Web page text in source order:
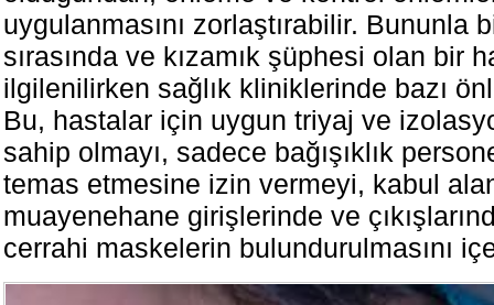
uygulanmasını zorlaştırabilir. Bununla
sırasında ve kızamık şüphesi olan bir
ilgilenilirken sağlık kliniklerinde bazı
Bu, hastalar için uygun triyaj ve
sahip olmayı, sadece bağışıklık
temas etmesine izin vermeyi, kabul
muayenehane girişlerinde ve
cerrahi maskelerin bulundurulmasını